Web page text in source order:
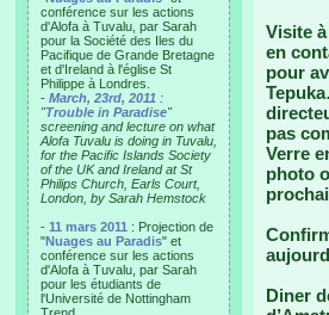
conférence sur les actions
d'Alofa à Tuvalu, par Sarah
pour la Société des Iles du
Pacifique de Grande Bretagne
et d'Ireland à l'église St
Philippe à Londres.
- March, 23rd, 2011 :
"Trouble in Paradise"
screening and lecture on what
Alofa Tuvalu is doing in Tuvalu,
for the Pacific Islands Society
of the UK and Ireland at St
Philips Church, Earls Court,
London, by Sarah Hemstock
- 11 mars 2011 : Projection de
"Nuages au Paradis" et
conférence sur les actions
d'Alofa à Tuvalu, par Sarah
pour les étudiants de
l'Université de Nottingham
Visite
en
pour
pas
Verre
photo
Diner